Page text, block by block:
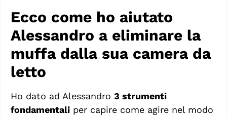
Ecco come ho aiutato
Alessandro a eliminare la
muffa dalla sua camera da
letto
Ho dato ad Alessandro 3 strumenti
fondamentali per capire come agire nel modo